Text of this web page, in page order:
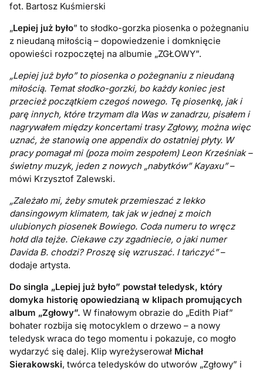
fot. Bartosz Kuśmierski
„Lepiej już było” to słodko-gorzka piosenka o pożegnaniu
z nieudaną miłością – dopowiedzenie i domknięcie
opowieści rozpoczętej na albumie „ZGŁOWY”.
„Lepiej już było” to piosenka o pożegnaniu z nieudaną
miłością. Temat słodko-gorzki, bo każdy koniec jest
przecież początkiem czegoś nowego. Tę piosenkę, jak i
parę innych, które trzymam dla Was w zanadrzu, pisałem i
nagrywałem między koncertami trasy Zgłowy, można więc
uznać, że stanowią one appendix do ostatniej płyty. W
pracy pomagał mi (poza moim zespołem) Leon Krześniak –
świetny muzyk, jeden z nowych „nabytków” Kayaxu”–
mówi Krzysztof Zalewski.
„Zależało mi, żeby smutek przemieszać z lekko
dansingowym klimatem, tak jak w jednej z moich
ulubionych piosenek Bowiego. Coda numeru to wręcz
hołd dla tejże. Ciekawe czy zgadniecie, o jaki numer
Davida B. chodzi? Proszę się wzruszać. I tańczyć”–
dodaje artysta.
Do singla „Lepiej już było” powstał teledysk, który
domyka historię opowiedzianą w klipach promujących
album „Zgłowy”. W finałowym obrazie do „Edith Piaf”
bohater rozbija się motocyklem o drzewo – a nowy
teledysk wraca do tego momentu i pokazuje, co mogło
wydarzyć się dalej. Klip wyreżyserował Michał
Sierakowski, twórca teledysków do utworów „Zgłowy” i